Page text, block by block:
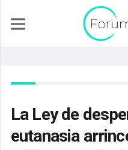
La Ley de
eutanasia